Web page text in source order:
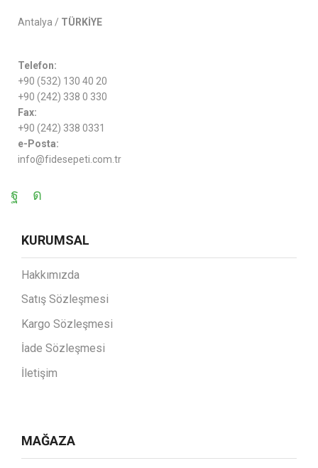
Antalya / TÜRKİYE
Telefon:
+90 (532) 130 40 20
+90 (242) 338 0 330
Fax:
+90 (242) 338 0331
e-Posta:
info@fidesepeti.com.tr
KURUMSAL
Hakkımızda
Satış Sözleşmesi
Kargo Sözleşmesi
İade Sözleşmesi
İletişim
MAĞAZA